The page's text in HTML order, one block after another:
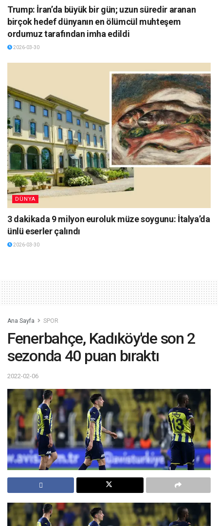
Trump: İran’da büyük bir gün; uzun süredir aranan
birçok hedef dünyanın en ölümcül muhteşem
ordumuz tarafından imha edildi
2026-03-30
DÜNYA
3 dakikada 9 milyon euroluk müze soygunu: İtalya’da
ünlü eserler çalındı
2026-03-30
Ana Sayfa SPOR
Fenerbahçe, Kadıköy'de son 2
sezonda 40 puan bıraktı
2022-02-06